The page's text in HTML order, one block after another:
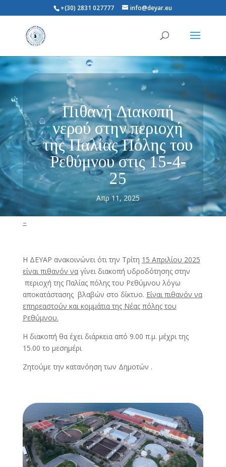
+(30) 2831 027777 info@deyar.eu
Πιθανή Διακοπή
νερού στην περιοχή
της Παλίας Πόλης του
Ρεθύμνου στις 15-4-
25
Απρ 11, 2025
–
Η ΔΕΥΑΡ ανακοινώνει ότι την Τρίτη 15 Απριλίου 2025
είναι πιθανόν ναγίνει διακοπή υδροδότησης στην
περιοχή της Παλίας πόλης του Ρεθύμνου λόγω
αποκατάστασης βλαβών στο δίκτυο. Είναι πιθανόν να
επηρεαστούν και κομμάτια της Νέας πόλης του
Ρεθύμνου.
Η διακοπή θα έχει διάρκεια από 9.00 π.μ. μέχρι της
15.00 το μεσημέρι
Ζητούμε την κατανόηση των Δημοτών .